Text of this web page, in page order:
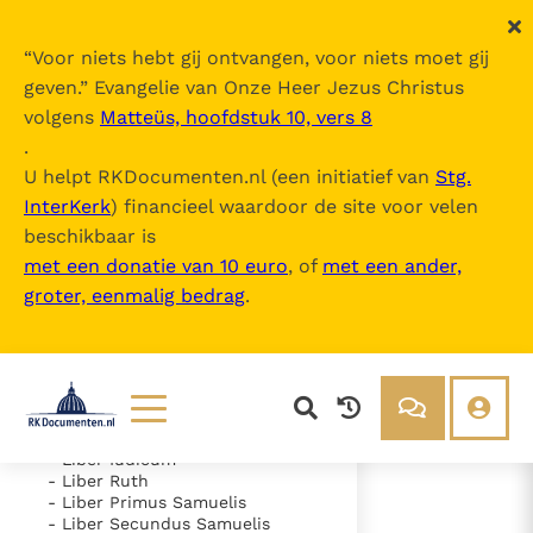
“Voor niets hebt gij ontvangen, voor niets moet gij
geven.” Evangelie van Onze Heer Jezus Christus
volgens Matteüs, hoofdstuk 10, vers 8
.
U helpt RKDocumenten.nl (een initiatief van Stg.
InterKerk) financieel waardoor de site voor velen
beschikbaar is
met een donatie van 10 euro, of met een ander,
groter, eenmalig bedrag.
Lezen
Documenten
Over ons
Nova Vulgata
Inhoudsopgave
uitklappen
- Vetus Testamentum
- Liber Exodus
- Liber Numeri
- Liber Deuteronomii
- Liber Iudicum
- Liber Ruth
- Liber Primus Samuelis
- Liber Secundus Samuelis
- Caput 33